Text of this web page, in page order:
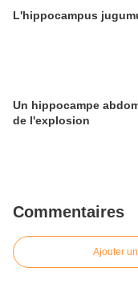
L'hippocampus
Un hippocampe
de l'explosion
Commentaires
Ajouter